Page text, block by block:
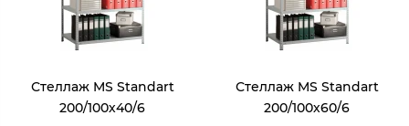
Стеллаж MS Standart
200/100х40/6
Стеллаж MS Standart
200/100х60/6